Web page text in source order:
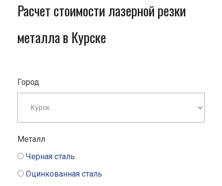
Расчет стоимости лазерной резки
металла в Курске
Город
Металл
Черная сталь
Оцинкованная сталь